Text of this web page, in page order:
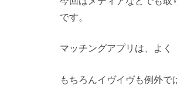
です。
マッチングアプリは、よく
もちろんイヴイヴも例外で